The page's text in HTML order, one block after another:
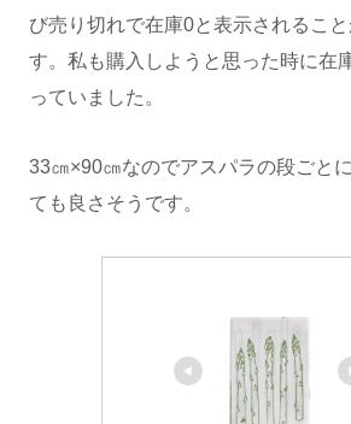
び売り切れで在庫0と表示されるこ
す。私も購入しようと思った時に在
っていました。
33㎝×90㎝なのでアスパラの段ごと
ても良さそうです。